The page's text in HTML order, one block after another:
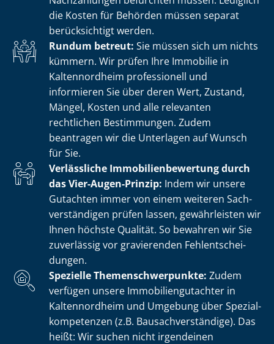
die Kosten für Behörden müssen separat
berücksichtigt werden.
Rundum betreut: Sie müssen sich um nichts
kümmern. Wir prüfen Ihre Immobilie in
Kaltennordheim professionell und
informieren Sie über deren Wert, Zustand,
Mängel, Kosten und alle relevanten
rechtlichen Bestimmungen. Zudem
beantragen wir die Unterlagen auf Wunsch
für Sie.
Verlässliche Im­mo­bi­li­en­be­wer­tung durch
das Vier-Augen-Prinzip: Indem wir unsere
Gutachten immer von einem weiteren Sach­
ver­stän­di­gen prüfen lassen, gewährleisten wir
Ihnen höchste Qualität. So bewahren wir Sie
zuverlässig vor gravierenden Fehl­ent­schei­
dun­gen.
Spezielle The­men­schwer­punk­te: Zudem
verfügen unsere Im­mo­bi­li­en­gut­ach­ter in
Kaltennordheim und Umgebung über Spe­zi­al­
kom­pe­ten­zen (z.B. Bau­sach­ver­stän­di­ge). Das
heißt: Wir suchen nicht irgendeinen